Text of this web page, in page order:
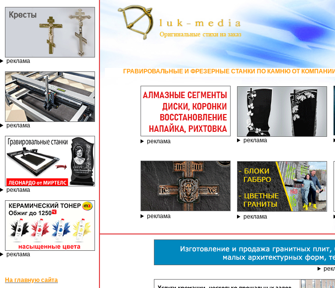
реклама
реклама
реклама
реклама
На главную сайта
ГРАВИРОВАЛЬНЫЕ И ФРЕЗЕРНЫЕ СТАНКИ ПО КАМНЮ ОТ КОМПАНИИ ГРАВЁР - ТЕЛЕФОН
реклама реклама
реклама реклама